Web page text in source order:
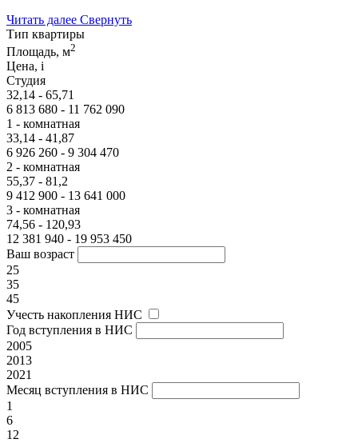
Читать далее Свернуть
Тип квартиры
Площадь, м2
Цена, i
Студия
32,14 - 65,71
6 813 680 - 11 762 090
1 - комнатная
33,14 - 41,87
6 926 260 - 9 304 470
2 - комнатная
55,37 - 81,2
9 412 900 - 13 641 000
3 - комнатная
74,56 - 120,93
12 381 940 - 19 953 450
Ваш возраст
25
35
45
Учесть накопления НИС
Год вступления в НИС
2005
2013
2021
Месяц вступления в НИС
1
6
12